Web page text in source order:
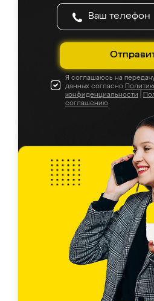
Я соглашаюсь на
данных согласно
конфиденциальности
соглашению